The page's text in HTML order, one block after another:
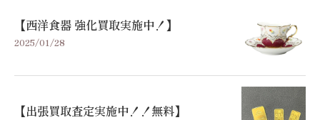
【西洋食器 強化買取実施中！】
2025/01/28
【出張買取査定実施中！！無料】